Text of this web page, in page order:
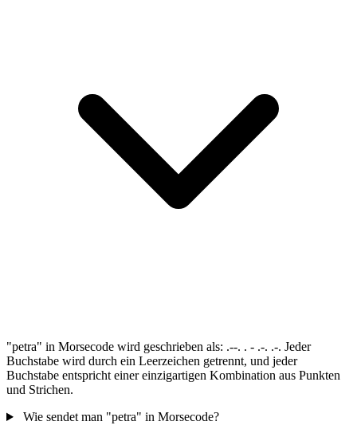
"petra" in Morsecode wird geschrieben als: .--. . - .-. .-. Jeder
Buchstabe wird durch ein Leerzeichen getrennt, und jeder
Buchstabe entspricht einer einzigartigen Kombination aus Punkten
und Strichen.
Wie sendet man "petra" in Morsecode?